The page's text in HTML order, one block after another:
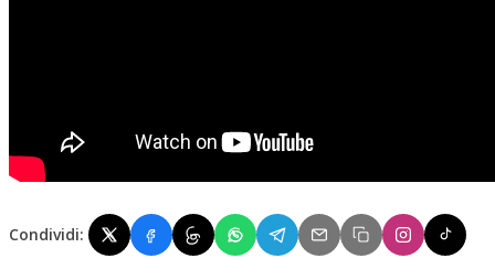
Condividi: